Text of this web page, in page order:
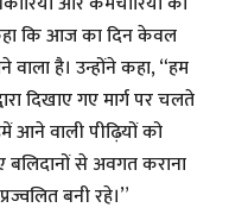
कि आज का दिन केवल
वाला है। उन्होंने कहा, “हम
दिखाए गए मार्ग पर चलते
आने वाली पीढ़ियों को
से अवगत कराना
बनी रहे।”